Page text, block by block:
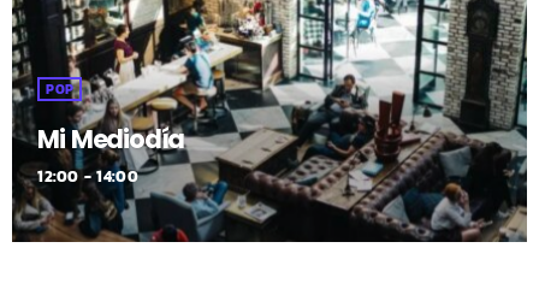
POP
Mi Mediodía
12:00 - 14:00